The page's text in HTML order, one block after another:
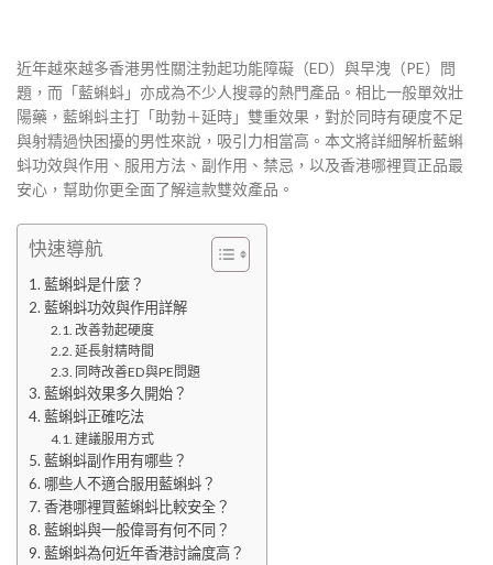
近年越來越多香港男性關注勃起功能障礙（ED）與早洩（PE）問
題，而「藍蝌蚪」亦成為不少人搜尋的熱門產品。相比一般單效壯
陽藥，藍蝌蚪主打「助勃＋延時」雙重效果，對於同時有硬度不足
與射精過快困擾的男性來說，吸引力相當高。本文將詳細解析藍蝌
蚪功效與作用、服用方法、副作用、禁忌，以及香港哪裡買正品最
安心，幫助你更全面了解這款雙效產品。
快速導航
藍蝌蚪是什麼？
藍蝌蚪功效與作用詳解
改善勃起硬度
延長射精時間
同時改善ED與PE問題
藍蝌蚪效果多久開始？
藍蝌蚪正確吃法
建議服用方式
藍蝌蚪副作用有哪些？
哪些人不適合服用藍蝌蚪？
香港哪裡買藍蝌蚪比較安全？
藍蝌蚪與一般偉哥有何不同？
藍蝌蚪為何近年香港討論度高？